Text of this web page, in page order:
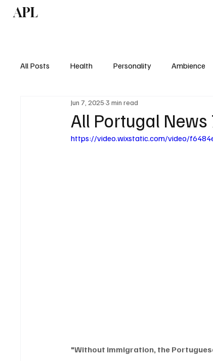
APL
All Posts Health Personality Ambience
All Portugal News
Jun 7, 2025 3 min read
https://video.wixstatic.com/video/
"Without immigration, the